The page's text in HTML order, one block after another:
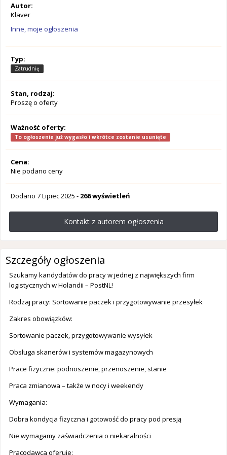
Autor:
Klaver
Inne, moje ogłoszenia
Typ:
Zatrudnię
Stan, rodzaj:
Proszę o oferty
Ważność oferty:
To ogłoszenie już wygasło i wkrótce zostanie usunięte
Cena:
Nie podano ceny
Dodano 7 Lipiec 2025 - 266 wyświetleń
Kontakt z autorem ogłoszenia
Szczegóły ogłoszenia
Szukamy kandydatów do pracy w jednej z największych firm
logistycznych w Holandii – PostNL!
Rodzaj pracy: Sortowanie paczek i przygotowywanie przesyłek
Zakres obowiązków:
Sortowanie paczek, przygotowywanie wysyłek
Obsługa skanerów i systemów magazynowych
Prace fizyczne: podnoszenie, przenoszenie, stanie
Praca zmianowa – także w nocy i weekendy
Wymagania:
Dobra kondycja fizyczna i gotowość do pracy pod presją
Nie wymagamy zaświadczenia o niekaralności
Pracodawca oferuje: